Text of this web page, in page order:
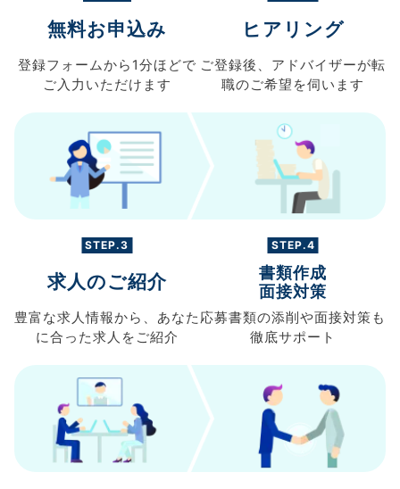
無料お申込み
登録フォームから 1分ほどで
ご入力 いただけます
ヒアリング
ご登録後、 アドバイザーが転
職のご希望を伺います
STEP.3
求人のご紹介
豊富な求人情報から、 あなた
に合った求人を ご紹介
STEP.4
書類作成
面接対策
応募書類の添削や面接対策も
徹底サポート